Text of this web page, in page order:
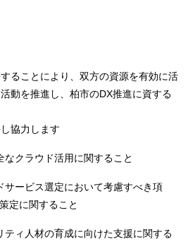
ることにより、双方の資源を有効に活
動を推進し、柏市のDX推進に資する
協力します
なクラウド活用に関すること
サービス選定において考慮すべき項
定に関すること
ティ人材の育成に向けた支援に関する